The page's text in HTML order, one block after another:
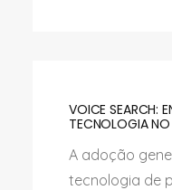
VOICE SEARCH:
TECNOLOGIA
A adoção
tecnologia de